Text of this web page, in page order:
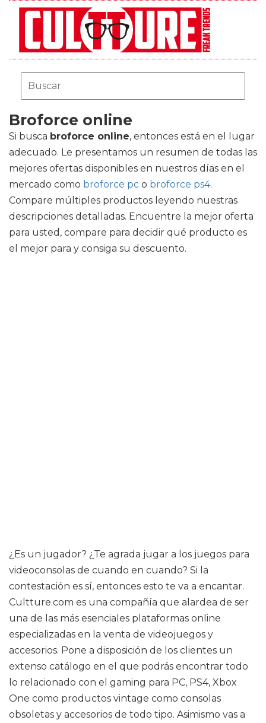
Broforce online
Si busca broforce online, entonces está en el lugar
adecuado. Le presentamos un resumen de todas las
mejores ofertas disponibles en nuestros días en el
mercado como broforce pc o broforce ps4.
Compare múltiples productos leyendo nuestras
descripciones detalladas. Encuentre la mejor oferta
para usted, compare para decidir qué producto es
el mejor para y consiga su descuento.
¿Es un jugador? ¿Te agrada jugar a los juegos para
videoconsolas de cuando en cuando? Si la
contestación es sí, entonces esto te va a encantar.
Cultture.com es una compañía que alardea de ser
una de las más esenciales plataformas online
especializadas en la venta de videojuegos y
accesorios. Pone a disposición de los clientes un
extenso catálogo en el que podrás encontrar todo
lo relacionado con el gaming para PC, PS4, Xbox
One como productos vintage como consolas
obsoletas y accesorios de todo tipo. Asimismo vas a